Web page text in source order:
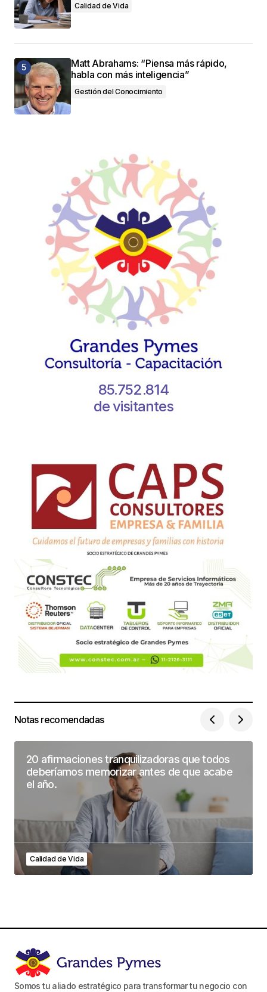
Calidad de Vida
Matt Abrahams: “Piensa más rápido,
habla con más inteligencia”
Gestión del Conocimiento
85.752.814
de visitantes
Notas recomendadas
20 afirmaciones tranquilizadoras que todos
deberíamos memorizar antes de que acabe
el año.
Calidad de Vida
Somos tu aliado estratégico para transformar tu negocio con